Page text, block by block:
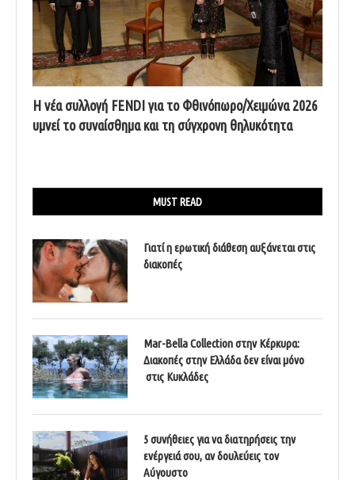
Η νέα συλλογή FENDI για το Φθινόπωρο/Χειμώνα 2026
υμνεί το συναίσθημα και τη σύγχρονη θηλυκότητα
MUST READ
Γιατί η ερωτική διάθεση αυξάνεται στις
διακοπές
Mar-Bella Collection στην Κέρκυρα:
Διακοπές στην Ελλάδα δεν είναι μόνο
στις Κυκλάδες
5 συνήθειες για να διατηρήσεις την
ενέργειά σου, αν δουλεύεις τον
Αύγουστο